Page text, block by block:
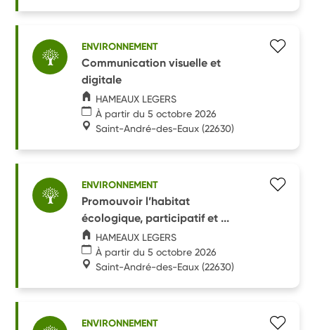
ENVIRONNEMENT
Communication visuelle et
digitale
HAMEAUX LEGERS
À partir du 5 octobre 2026
Saint-André-des-Eaux (22630)
ENVIRONNEMENT
Promouvoir l’habitat
écologique, participatif et ...
HAMEAUX LEGERS
À partir du 5 octobre 2026
Saint-André-des-Eaux (22630)
ENVIRONNEMENT